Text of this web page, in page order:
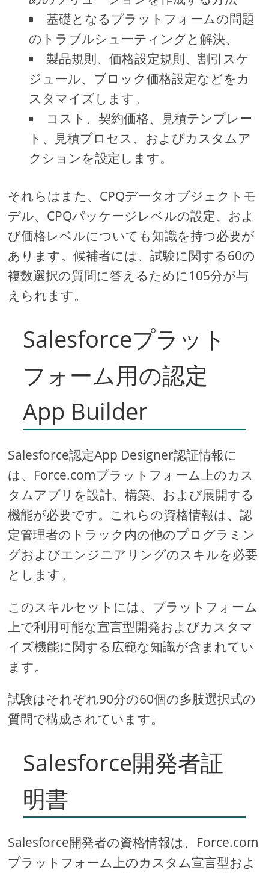
基礎となるプラットフォームの問題
のトラブルシューティングと解決、
製品規則、価格設定規則、割引スケ
ジュール、ブロック価格設定などをカ
スタマイズします。
コスト、契約価格、見積テンプレー
ト、見積プロセス、およびカスタムア
クションを設定します。
それらはまた、CPQデータオブジェクトモ
デル、CPQパッケージレベルの設定、およ
び価格レベルについても知識を持つ必要が
あります。候補者には、試験に関する60の
複数選択の質問に答えるために105分が与
えられます。
Salesforceプラット
フォーム用の認定
App Builder
Salesforce認定App Designer認証情報に
は、Force.comプラットフォーム上のカス
タムアプリを設計、構築、および展開する
機能が必要です。これらの資格情報は、認
定管理者のトラック内の他のプログラミン
グおよびエンジニアリングのスキルを必要
とします。
このスキルセットには、プラットフォーム
上で利用可能な宣言型開発およびカスタマ
イズ機能に関する広範な知識が含まれてい
ます。
試験はそれぞれ90分の60個の多肢選択式の
質問で構成されています。
Salesforce開発者証
明書
Salesforce開発者の資格情報は、Force.com
プラットフォーム上のカスタム宣言型およ